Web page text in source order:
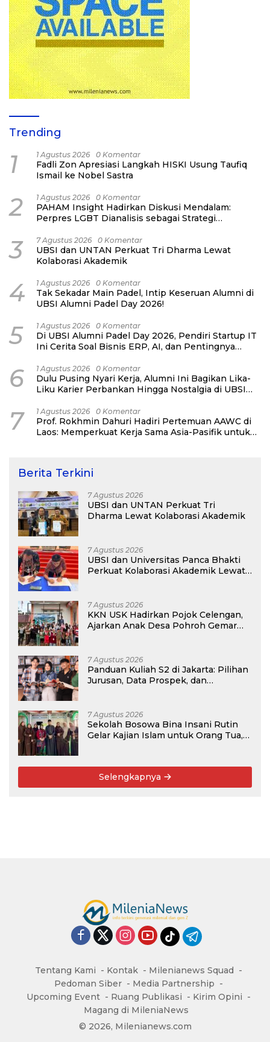
Trending
1 1 Agustus 2026 0 Komentar
Fadli Zon Apresiasi Langkah HISKI Usung Taufiq
Ismail ke Nobel Sastra
2 1 Agustus 2026 0 Komentar
PAHAM Insight Hadirkan Diskusi Mendalam:
Perpres LGBT Dianalisis sebagai Strategi
3 7 Agustus 2026 0 Komentar
UBSI dan UNTAN Perkuat Tri Dharma Lewat
Kolaborasi Akademik
4 1 Agustus 2026 0 Komentar
Tak Sekadar Main Padel, Intip Keseruan Alumni di
UBSI Alumni Padel Day 2026!
5 1 Agustus 2026 0 Komentar
Di UBSI Alumni Padel Day 2026, Pendiri Startup IT
Ini Cerita Soal Bisnis ERP, AI, dan Pentingnya
6 1 Agustus 2026 0 Komentar
Dulu Pusing Nyari Kerja, Alumni Ini Bagikan Lika-
Liku Karier Perbankan Hingga Nostalgia di UBSI
7 1 Agustus 2026 0 Komentar
Prof. Rokhmin Dahuri Hadiri Pertemuan AAWC di
Laos: Memperkuat Kerja Sama Asia-Pasifik untuk
Berita Terkini
7 Agustus 2026
UBSI dan UNTAN Perkuat Tri
Dharma Lewat Kolaborasi Akademik
7 Agustus 2026
UBSI dan Universitas Panca Bhakti
Perkuat Kolaborasi Akademik Lewat
7 Agustus 2026
KKN USK Hadirkan Pojok Celengan,
Ajarkan Anak Desa Pohroh Gemar
7 Agustus 2026
Panduan Kuliah S2 di Jakarta: Pilihan
Jurusan, Data Prospek, dan
7 Agustus 2026
Sekolah Bosowa Bina Insani Rutin
Gelar Kajian Islam untuk Orang Tua,
Selengkapnya
Tentang Kami Kontak
Milenianews Squad
Pedoman Siber
Media Partnership
Upcoming Event
Ruang Publikasi
Kirim Opini
Magang di MileniaNews
© 2026, Milenianews.com